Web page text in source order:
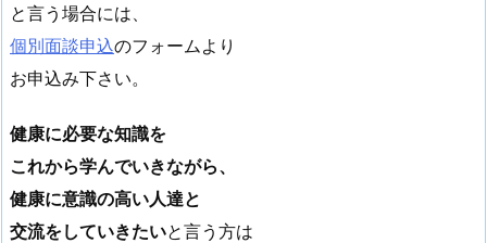
と言う場合には、
個別面談申込のフォームより
お申込み下さい。
健康に必要な知識を
これから学んでいきながら、
健康に意識の高い人達と
交流をしていきたいと言う方は